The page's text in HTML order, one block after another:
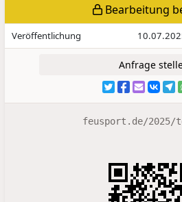
Bearbeitung
Veröffentlichung
Anfrage
feusport.de/2025/